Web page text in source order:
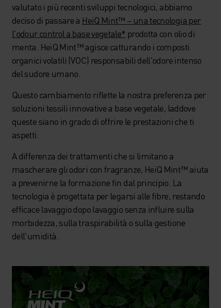
valutato i più recenti sviluppi tecnologici, abbiamo
deciso di passare a HeiQ Mint™ – una tecnologia per
l'odour control a base vegetale* prodotta con olio di
menta. HeiQ Mint™ agisce catturando i composti
organici volatili (VOC) responsabili dell'odore intenso
del sudore umano.
Questo cambiamento riflette la nostra preferenza per
soluzioni tessili innovative a base vegetale, laddove
queste siano in grado di offrire le prestazioni che ti
aspetti.
A differenza dei trattamenti che si limitano a
mascherare gli odori con fragranze, HeiQ Mint™ aiuta
a prevenirne la formazione fin dal principio. La
tecnologia è progettata per legarsi alle fibre, restando
efficace lavaggio dopo lavaggio senza influire sulla
morbidezza, sulla traspirabilità o sulla gestione
dell'umidità.